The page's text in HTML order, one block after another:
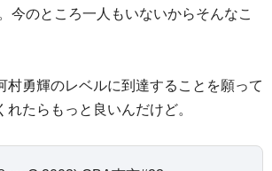
今のところ一人もいないからそんなこ
村勇輝のレベルに到達することを願って
れたらもっと良いんだけど。